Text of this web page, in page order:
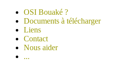
OSI Bouaké ?
Documents à télécharger
Liens
Contact
Nous aider
...